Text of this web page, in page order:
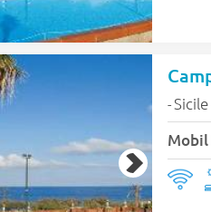
-Sicile
Mobil